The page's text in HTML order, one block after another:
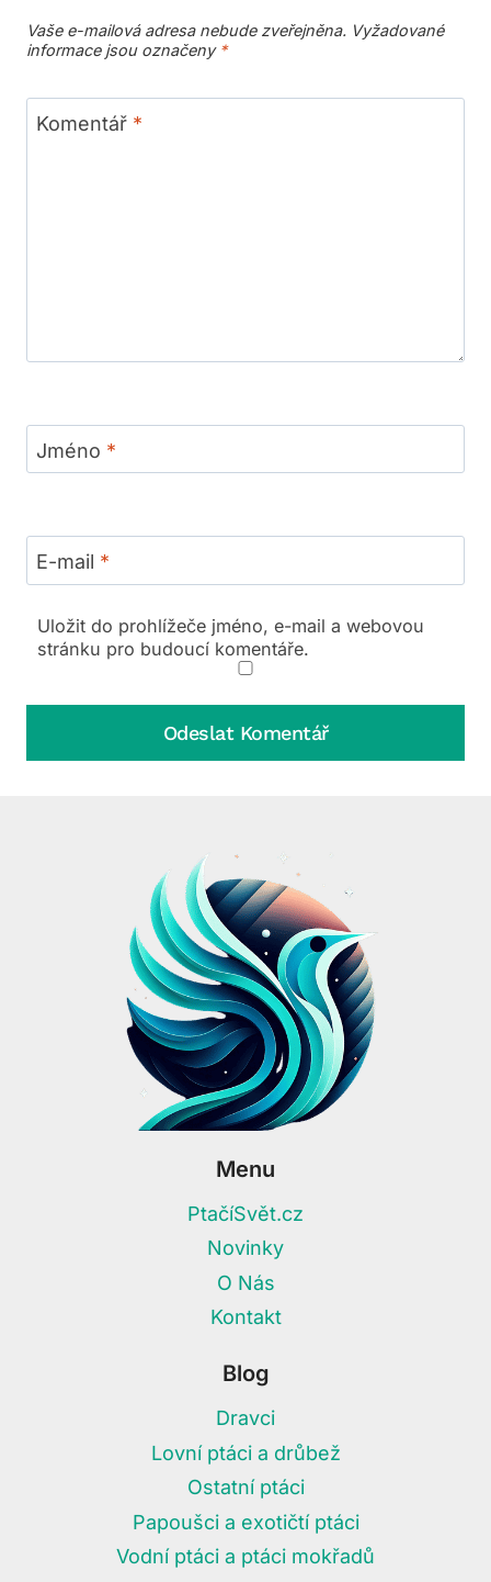
Vaše e-mailová adresa nebude zveřejněna. Vyžadované
informace jsou označeny *
Komentář *
Jméno *
E-mail *
Uložit do prohlížeče jméno, e-mail a webovou
stránku pro budoucí komentáře.
Menu
PtačíSvět.cz
Novinky
O Nás
Kontakt
Blog
Dravci
Lovní ptáci a drůbež
Ostatní ptáci
Papoušci a exotičtí ptáci
Vodní ptáci a ptáci mokřadů